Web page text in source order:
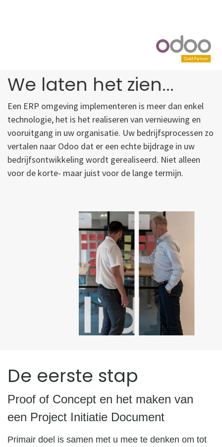
We laten het zien...
Een ERP omgeving implementeren is meer dan enkel
technologie, het is het realiseren van vernieuwing en
vooruitgang in uw organisatie. Uw bedrijfsprocessen zo
vertalen naar Odoo dat er een echte bijdrage in uw
bedrijfsontwikkeling wordt gerealiseerd. Niet alleen
voor de korte- maar juist voor de lange termijn.
De eerste stap
Proof of Concept en het maken van
een Project Initiatie Document
Primair doel is samen met u mee te denken om tot